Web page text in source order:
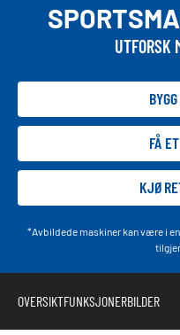
UTFORSK
FÅ
*Avbildede maskiner kan være i
OVERSIKTFUNKSJONERBILDER